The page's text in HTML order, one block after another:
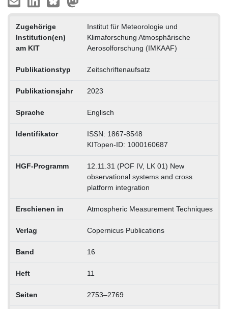
Zugehörige
Institution(en)
am KIT
Institut für Meteorologie und
Klimaforschung Atmosphärische
Aerosolforschung (IMKAAF)
Publikationstyp Zeitschriftenaufsatz
Publikationsjahr 2023
Sprache Englisch
Identifikator
ISSN: 1867-8548
KITopen-ID: 1000160687
HGF-Programm
12.11.31 (POF IV, LK 01) New
observational systems and cross
platform integration
Erschienen in Atmospheric Measurement Techniques
Verlag Copernicus Publications
Band 16
Heft 11
Seiten 2753–2769